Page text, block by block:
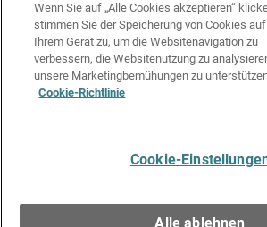
Cookie-Richtlinie
Datenschutzrichtlinie
Media & Brand Kit
Wenn Sie auf „Alle Cookies akzeptieren“
stimmen Sie der Speicherung von Cookies auf
Ihrem Gerät zu, um die Websitenavigation zu
verbessern, die Websitenutzung zu
unsere Marketingbemühungen zu
Cookie-Richtlinie
Cookie-
Alle ablehnen